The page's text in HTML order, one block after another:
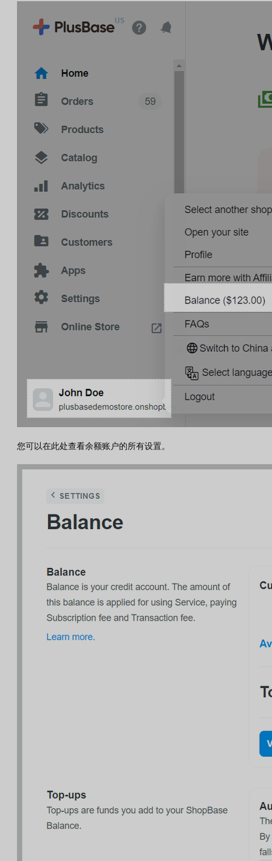
您可以在此处查看余额账户的所有设置。